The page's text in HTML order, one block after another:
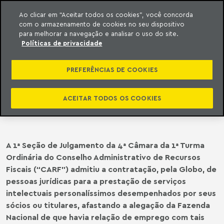
o conteúdo
Meyer
CONTRATAÇÃO DE PESSOA
JURÍDICA PARA PRESTAÇÃO DE
SERVIÇOS INTELECTUAIS
PERSONALÍSSIMOS
A 1ª Seção de Julgamento da 4ª Câmara da 1ª Turma
Ordinária do Conselho Administrativo de Recursos
Fiscais (“CARF”) admitiu a contratação, pela Globo, de
pessoas jurídicas para a prestação de serviços
intelectuais personalíssimos desempenhados por seus
sócios ou titulares, afastando a alegação da Fazenda
Nacional de que havia relação de emprego com tais
Ao clicar em “Aceitar todos os cookies”, você concorda
com o armazenamento de cookies no seu dispositivo
para melhorar a navegação e analisar o uso do site.
Políticas de privacidade
PREFERÊNCIAS DE COOKIES
ACEITAR TODOS OS COOKIES